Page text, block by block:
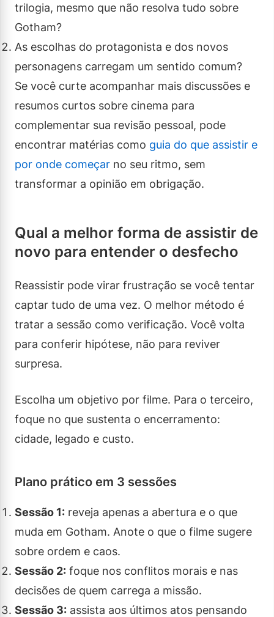
trilogia, mesmo que não resolva tudo sobre
Gotham?
As escolhas do protagonista e dos novos
personagens carregam um sentido comum?
Se você curte acompanhar mais discussões e
resumos curtos sobre cinema para
complementar sua revisão pessoal, pode
encontrar matérias como guia do que assistir e
por onde começar no seu ritmo, sem
transformar a opinião em obrigação.
Qual a melhor forma de assistir de
novo para entender o desfecho
Reassistir pode virar frustração se você tentar
captar tudo de uma vez. O melhor método é
tratar a sessão como verificação. Você volta
para conferir hipótese, não para reviver
surpresa.
Escolha um objetivo por filme. Para o terceiro,
foque no que sustenta o encerramento:
cidade, legado e custo.
Plano prático em 3 sessões
Sessão 1: reveja apenas a abertura e o que
muda em Gotham. Anote o que o filme sugere
sobre ordem e caos.
Sessão 2: foque nos conflitos morais e nas
decisões de quem carrega a missão.
Sessão 3: assista aos últimos atos pensando